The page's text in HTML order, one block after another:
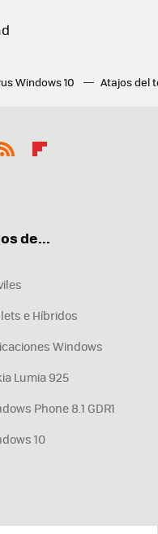
Windows 10 Atajos del
de...
e Híbridos
Windows
Lumia 925
Phone 8.1 GDR1
10